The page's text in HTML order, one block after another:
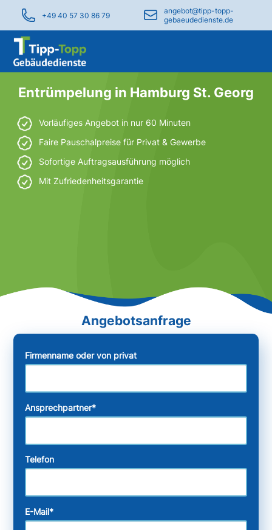
+49 40 57 30 86 79
angebot@tipp-topp-
gebaeudedienste.de
Entrümpelung in Hamburg St. Georg
Vorläufiges Angebot in nur 60 Minuten
Faire Pauschalpreise für Privat & Gewerbe
Sofortige Auftragsausführung möglich
Mit Zufriedenheitsgarantie
Firmenname oder von privat
Ansprechpartner*
Telefon
E-Mail*